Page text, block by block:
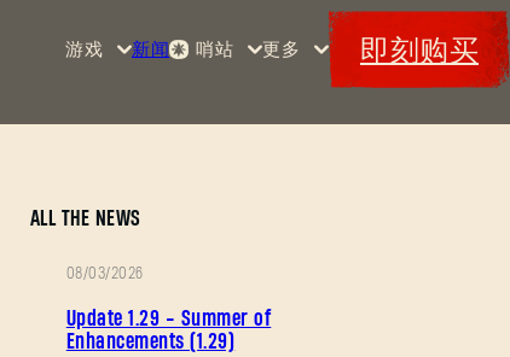
游戏
《消
的光
芒2
新闻 哨站
赏金
更多
活动
特典
即刻购买
ALL THE NEWS
丁
08/03/2026
Update 1.29 - Summer of
Enhancements (1.29)